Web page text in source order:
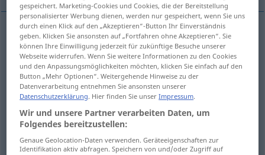
à cela dazuZweck
pour cela dazu
dans cebut dazu
dazu wird es nichtkommen(≈ zu diesem Ergebnis)
gespeichert. Marketing-Cookies und Cookies, die der Bereitstellung
personalisierter Werbung dienen, werden nur gespeichert, wenn Sie uns
durch einen Klick auf den „Akzeptieren“-Button Ihr Einverständnis
geben. Klicken Sie ansonsten auf „Fortfahren ohne Akzeptieren“. Sie
können Ihre Einwilligung jederzeit für zukünftige Besuche unserer
Webseite widerrufen. Wenn Sie weitere Informationen zu den Cookies
und den Anpassungsmöglichkeiten möchten, klicken Sie einfach auf den
Button „Mehr Optionen“. Weitergehende Hinweise zu der
Datenverarbeitung entnehmen Sie ansonsten unserer
Datenschutzerklärung. Hier finden Sie unserImpressum.
Wir und unsere Partner verarbeiten Daten, um
Folgendes bereitzustellen:
Genaue Geolocation-Daten verwenden. Geräteeigenschaften zur
Identifikation aktiv abfragen. Speichern von und/oder Zugriff auf